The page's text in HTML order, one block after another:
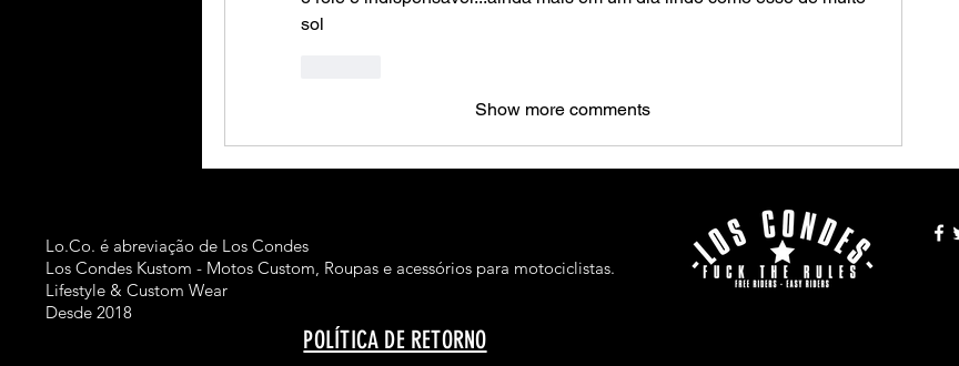
sol
Show more comments
Lo.Co. é abreviação de Los Condes
Los Condes Kustom - Motos Custom, Roupas e acessórios para motociclistas.
Lifestyle & Custom Wear
Desde 2018
POLÍTICA DE RETORNO